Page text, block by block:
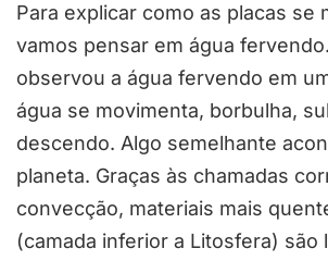
Para explicar como as placas se
vamos pensar em água
observou a água fervendo em
água se movimenta, borbulha,
descendo. Algo semelhante
planeta. Graças às chamadas
convecção, materiais mais
(camada inferior a Litosfera) são